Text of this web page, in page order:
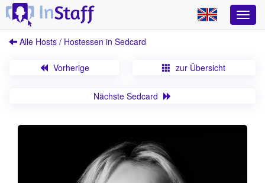
Alle Hosts / Hostessen in Sedcard
Vorherige zur Übersicht
Nächste Sedcard